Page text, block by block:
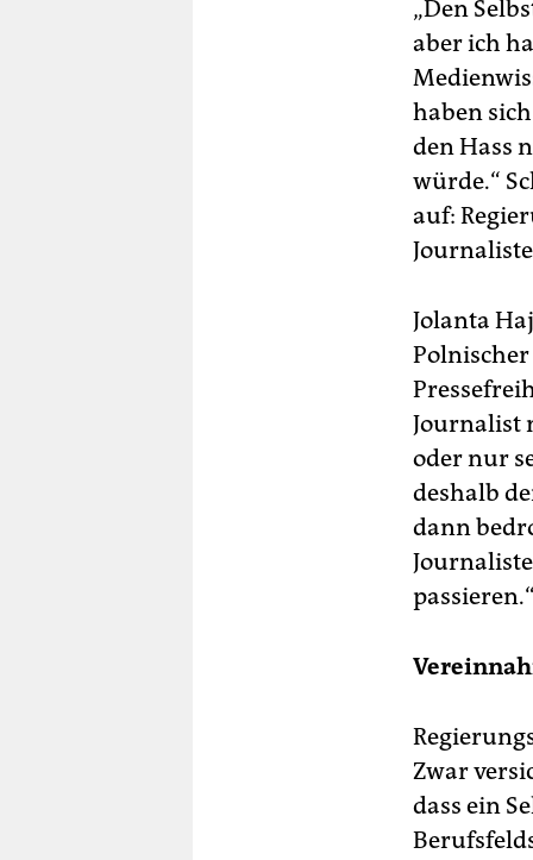
„Den
aber ich
haben
den Hass
würde.“
auf:
Jolanta
Journalist
oder nur
deshalb
dann
passieren.“
Zwar
dass ein